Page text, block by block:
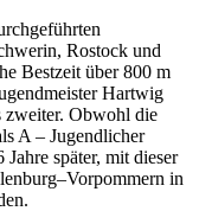
Rostock und
Bestzeit über 800 m
Hartwig
zweiter. Obwohl die
A – Jugendlicher
später, mit dieser
in